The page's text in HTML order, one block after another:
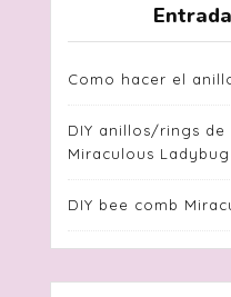
Como hacer el
DIY anillos/rings de
Miraculous Ladybug
DIY bee comb